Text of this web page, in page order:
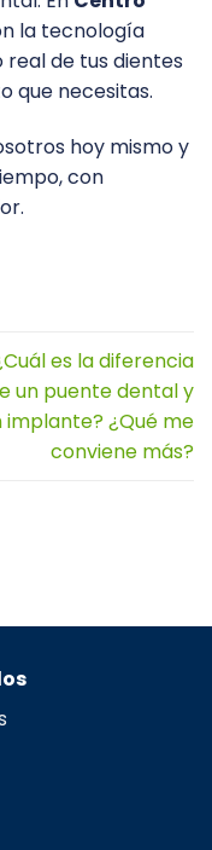
la tecnología
de tus dientes
que necesitas.
hoy mismo y
con
es la diferencia
un puente dental y
implante? ¿Qué me
conviene más?